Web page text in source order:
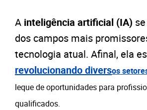
A inteligência artificial (IA)
dos campos mais
tecnologia atual. Afinal, ela
revolucionando diversos
leque de oportunidades para
qualificados.